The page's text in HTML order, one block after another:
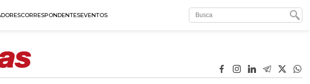
CORRESPONDENTESEVENTOS